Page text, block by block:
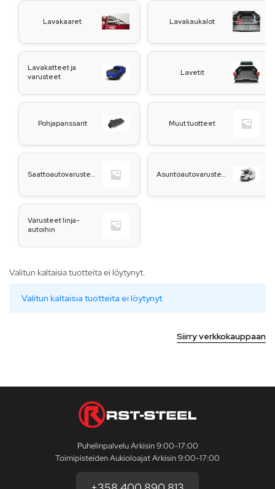
Lavakaaret Lavakaukalot
Lavakatteet ja
varusteet
Lavetit
Pohjapanssarit Muut tuotteet
Varusteet linja-
autoihin
Valitun kaltaisia tuotteita ei löytynyt.
Valitun kaltaisia tuotteita ei löytynyt.
Siirry verkkokauppaan
Puhelinpalvelu Arkisin 9:00-17:00
Toimipisteiden Aukioloajat Arkisin 9:00-17:00